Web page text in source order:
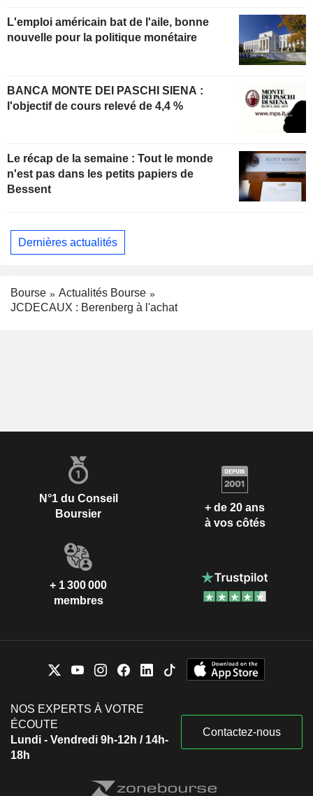
L'emploi américain bat de l'aile, bonne
nouvelle pour la politique monétaire
BANCA MONTE DEI PASCHI SIENA :
l'objectif de cours relevé de 4,4 %
Le récap de la semaine : Tout le monde
n'est pas dans les petits papiers de
Bessent
Dernières actualités
Bourse
Actualités Bourse
JCDECAUX : Berenberg à l'achat
N°1 du Conseil
Boursier
+ de 20 ans
à vos côtés
+ 1 300 000
membres
NOS EXPERTS À VOTRE
ÉCOUTE
Lundi - Vendredi 9h-12h / 14h-
18h
Contactez-nous